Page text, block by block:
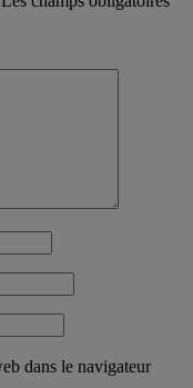
dans le navigateur